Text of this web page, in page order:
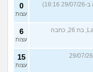
0
עצות
(Lamali, בת 26, כתבה
6
עצות
(אנונימית, בת 25, כתבה ב-29/07/26
15
עצות